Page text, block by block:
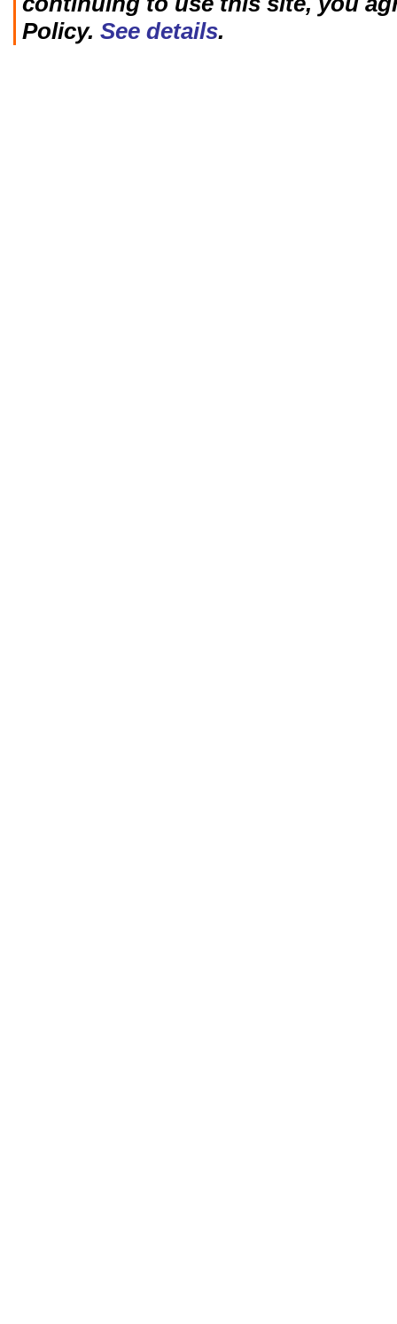
Policy. See details.